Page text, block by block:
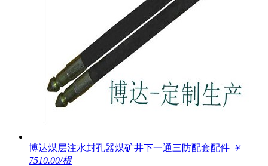
博达煤层注水封孔器煤矿井下一通三防配套配件 ￥
7510.00/根